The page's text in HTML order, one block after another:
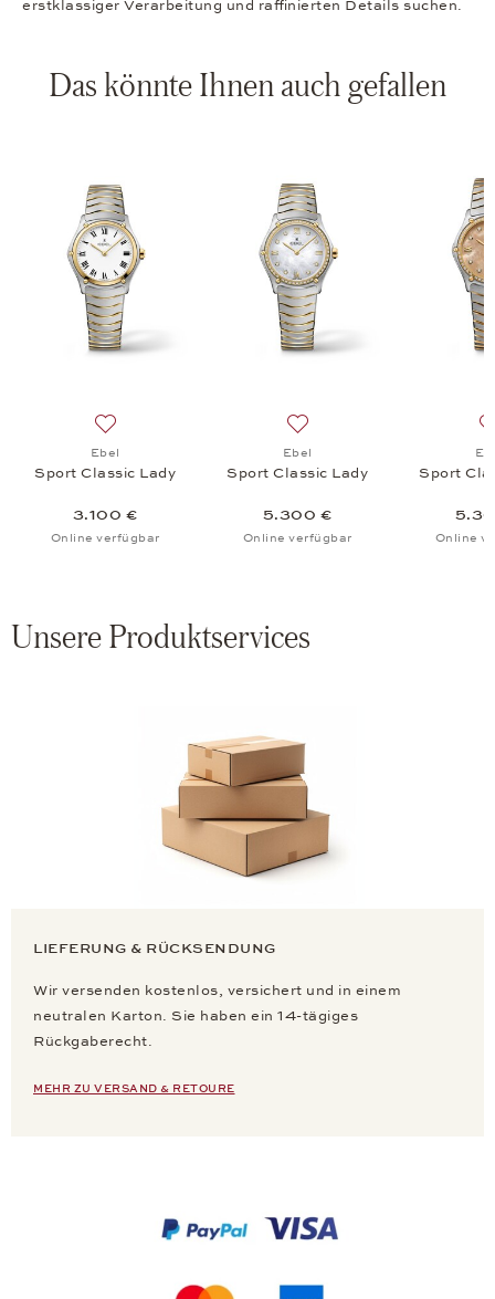
erstklassiger Verarbeitung und raffinierten Details suchen.
Das könnte Ihnen auch gefallen
Ebel
Sport Classic Lady
3.100 €
Online verfügbar
Ebel
Sport Classic Lady
5.300 €
Online verfügbar
Sport
Online
Unsere Produktservices
LIEFERUNG & RÜCKSENDUNG
Wir versenden kostenlos, versichert und in einem
neutralen Karton. Sie haben ein 14-tägiges
Rückgaberecht.
MEHR ZU VERSAND & RETOURE